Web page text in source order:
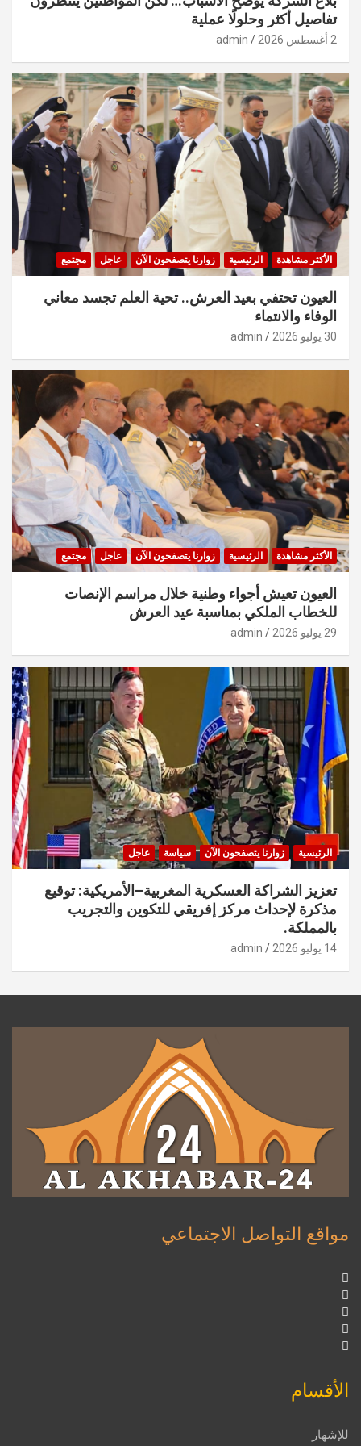
تفاصيل أكثر وحلولًا عملية
2 أغسطس 2026 admin
الأكثر مشاهدة الرئيسية زوارنا يتصفحون الآن عاجل مجتمع
العيون تحتفي بعيد العرش.. تحية العلم تجسد معاني
الوفاء والانتماء
30 يوليو 2026 admin
الأكثر مشاهدة الرئيسية زوارنا يتصفحون الآن عاجل مجتمع
العيون تعيش أجواء وطنية خلال مراسم الإنصات
للخطاب الملكي بمناسبة عيد العرش
29 يوليو 2026 admin
الرئيسية زوارنا يتصفحون الآن سياسة عاجل
تعزيز الشراكة العسكرية المغربية–الأمريكية: توقيع
مذكرة لإحداث مركز إفريقي للتكوين والتجريب
بالمملكة.
14 يوليو 2026 admin
مواقع التواصل الاجتماعي
الأقسام
للإشهار